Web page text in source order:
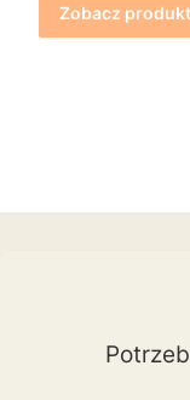
Zobacz produkt